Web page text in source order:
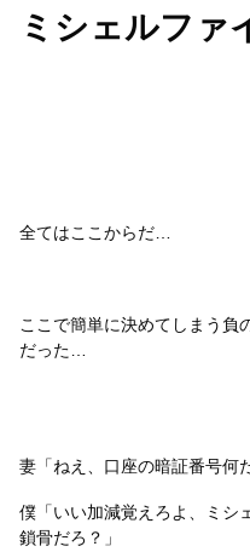
ミシェルファ
全てはここからだ…
ここで簡単に決めてしまう負
だった…
妻「ねえ、口座の暗証番号何
僕「いい加減覚えろよ、ミシ
鎖骨だろ？」